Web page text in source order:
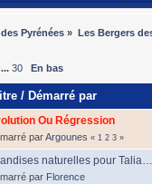
Pyrénées » Les Bergers
...30 En bas
/ Démarré par
Ou Régression
parArgounes « 1 2 3 »
naturelles pour Talia…
par Florence